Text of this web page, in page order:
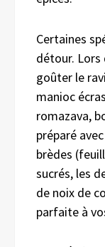
Certaines
détour. Lors
goûter le
manioc
romazava,
préparé
brèdes
sucrés, les
de noix de
parfaite à